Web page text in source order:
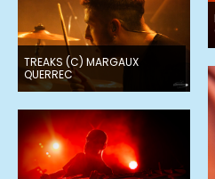
TREAKS (C) MARGAUX
QUERREC